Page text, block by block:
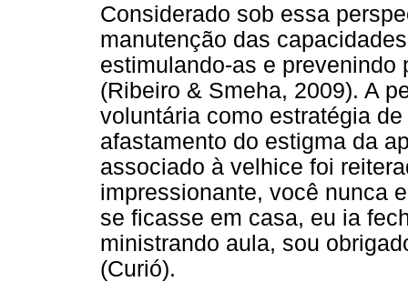
Considerado sob essa
manutenção das
estimulando-as e
(Ribeiro & Smeha, 2009). A
voluntária como estratégia
afastamento do estigma da
associado à velhice foi
impressionante, você nunca
se ficasse em casa, eu ia
ministrando aula, sou
(Curió).